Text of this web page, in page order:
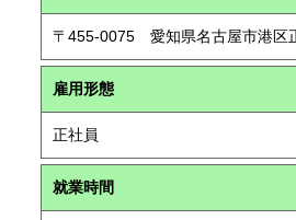
〒455-0075 愛知県名古屋市港区
雇用形態
正社員
就業時間